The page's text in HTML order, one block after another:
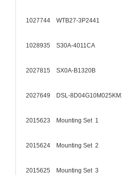
1027744 WTB27-3P2441
1028935 S30A-4011CA
2027815 SX0A-B1320B
2027649 DSL-
2015623 Mounting Set 1
2015624 Mounting Set 2
2015625 Mounting Set 3